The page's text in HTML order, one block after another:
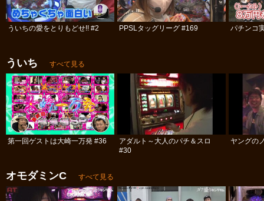
ういちの愛をとりもどせ!! #2 PPSLタッグリーグ #169 パチンコ
ういち すべて見る
第一回ゲストは大崎一万発 #36
アダルト～大人のパチ＆スロ
#30
ヤングの
オモダミンC すべて見る